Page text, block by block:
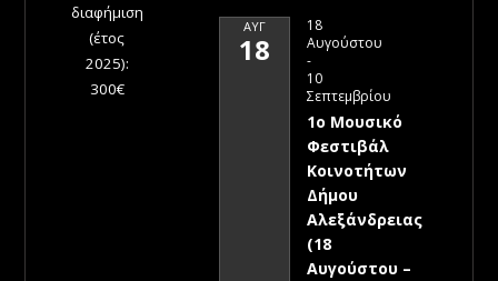
διαφήμιση
(έτος
2025):
300€
ΑΥΓ
18
18
Αυγούστου
-
10
Σεπτεμβρίου
1ο Μουσικό
Φεστιβάλ
Κοινοτήτων
Δήμου
Αλεξάνδρειας
(18
Αυγούστου –